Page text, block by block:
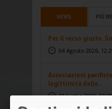
NEWS PIÙ
Per il verso giusto.
04 Agosto 2026,
Associazioni
legittimità delle...
31 Luglio 2026, 12:20